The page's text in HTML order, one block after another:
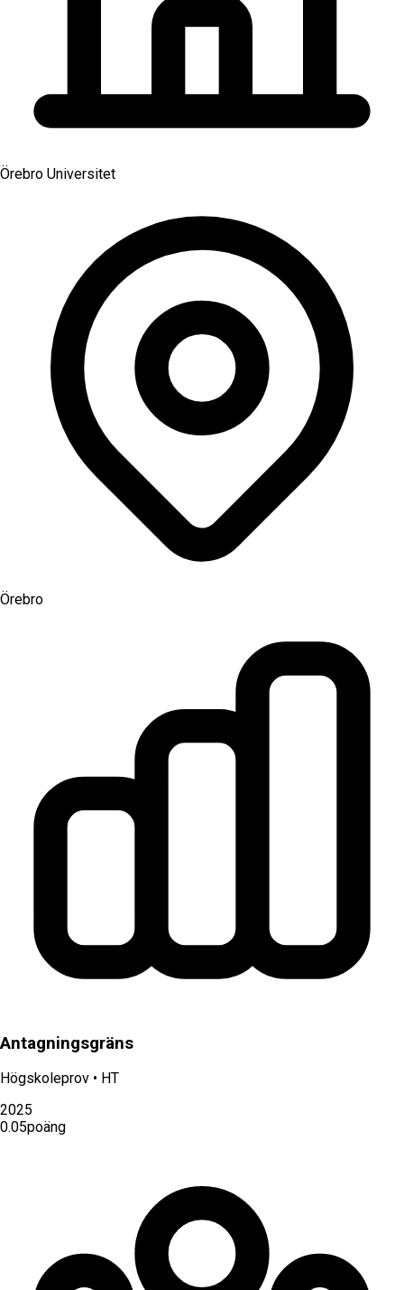
Örebro Universitet
Örebro
Antagningsgräns
Högskoleprov • HT
2025
0.05poäng